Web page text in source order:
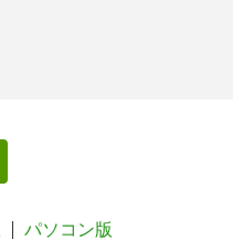
パソコン版